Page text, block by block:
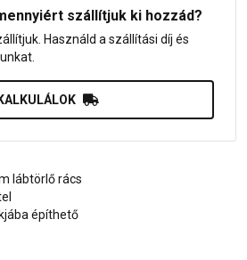
szállítjuk ki hozzád?
Használd a szállítási díj és
KALKULÁLOK
lábtörlő rács
építhető